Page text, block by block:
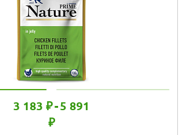
3 183 ₽-5 891
₽